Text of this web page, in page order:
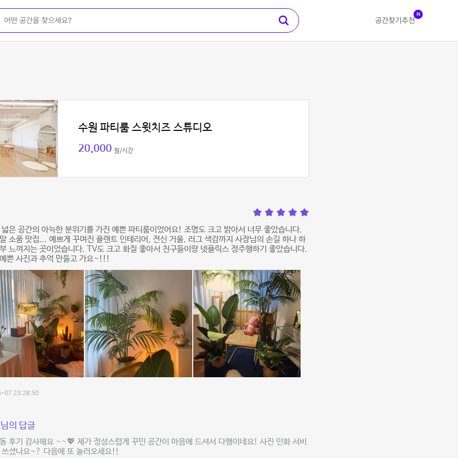
공간찾기 추천
N
수원 파티룸 스윗치즈 스튜디오
20,000 원/시간
은 공간의 아늑한 분위기를 가진 예쁜 파티룸이었어요! 조명도 크고 밝아서 너무 좋았습니다.
소품 맛집... 예쁘게 꾸며진 플랜트 인테리어, 전신 거울, 러그 색감까지 사장님의 손길 하나 하
느껴지는 곳이었습니다. TV도 크고 화질 좋아서 친구들이랑 넷플릭스 정주행하기 좋았습니다.
쁜 사진과 추억 만들고 가요~!!!
07 23:28:50
의 답글
후기 감사해요 ~~💖 제가 정성스럽게 꾸민 공간이 마음에 드셔서 다행이네요! 사진 인화 서비
쓰셨나요~? 다음에 또 놀러오세요!!